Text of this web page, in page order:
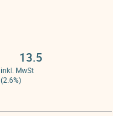
13.5
inkl. MwSt
(2.6%)